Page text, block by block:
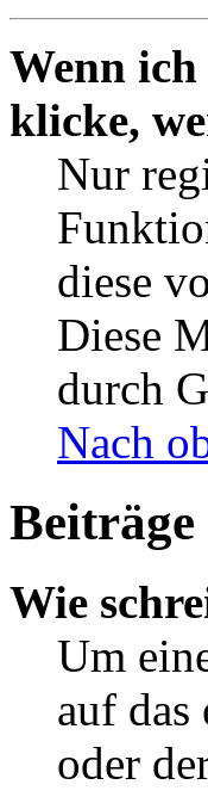
Wenn
klicke,
Nur
diese
Diese
durch
Nach
Beiträge
Wie
Um
auf das
oder